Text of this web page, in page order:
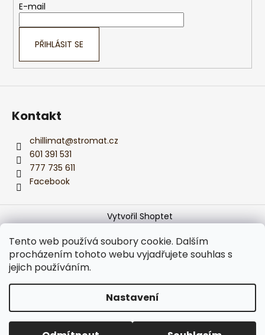
Tento web používá soubory cookie. Dalším
procházením tohoto webu vyjadřujete souhlas s
jejich používáním.
Nastavení
E-mail
PŘIHLÁSIT SE
Kontakt
chillimat@stromat.cz
601 391 531
777 735 611
Facebook
Vytvořil Shoptet
vyhrazena.Upravit nastavení cookies
Podle zákona o evidenci tržeb je prodávající povinen
vystavit kupujícímu účtenku.
Zároveň je povinen zaevidovat přijatou tržbu u správce